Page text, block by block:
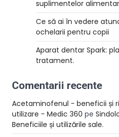
suplimentelor
Ce să ai în vedere
ochelarii pentru copii
Aparat dentar Spark:
tratament.
Comentarii recente
Acetaminofenul - beneficii și
utilizare - Medic 360 pe
Beneficiile și utilizările sale.